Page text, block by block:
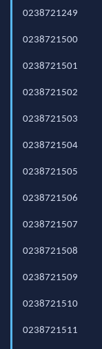
0238721249
0238721500
0238721501
0238721502
0238721503
0238721504
0238721505
0238721506
0238721507
0238721508
0238721509
0238721510
0238721511